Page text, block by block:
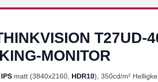
T27UD-
MONITOR
matt (3840x2160, HDR10), 350cd/m²